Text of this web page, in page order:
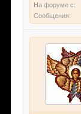
На форуме с:
Сообщения: